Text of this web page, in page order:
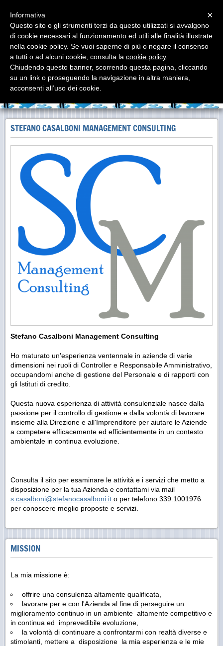
Stefano Casalboni
Management Consulting
STEFANO CASALBONI MANAGEMENT CONSULTING
Stefano Casalboni Management Consulting
Ho maturato un'esperienza ventennale in aziende di varie
dimensioni nei ruoli di Controller e Responsabile Amministrativo,
occupandomi anche di gestione del Personale e di rapporti con
gli Istituti di credito.
Questa nuova esperienza di attività consulenziale nasce dalla
passione per il controllo di gestione e dalla volontà di lavorare
insieme alla Direzione e all'Imprenditore per aiutare le Aziende
a competere efficacemente ed efficientemente in un contesto
ambientale in continua evoluzione.
Consulta il sito per esaminare le attività e i servizi che metto a
disposizione per la tua Azienda e contattami via mail
s.casalboni@stefanocasalboni.it o per telefono 339.1001976
per conoscere meglio proposte e servizi.
MISSION
La mia missione è:
offrire una consulenza altamente qualificata,
lavorare per e con l'Azienda al fine di perseguire un
miglioramento continuo in un ambiente altamente competitivo e
in continua ed imprevedibile evoluzione,
la volontà di continuare a confrontarmi con realtà diverse e
stimolanti, mettere a disposizione la mia esperienza e le mie
×
Informativa
Questo sito o gli strumenti terzi da questo utilizzati si avvalgono
di cookie necessari al funzionamento ed utili alle finalità illustrate
nella cookie policy. Se vuoi saperne di più o negare il consenso
a tutti o ad alcuni cookie, consulta la cookie policy.
Chiudendo questo banner, scorrendo questa pagina, cliccando
su un link o proseguendo la navigazione in altra maniera,
acconsenti all’uso dei cookie.